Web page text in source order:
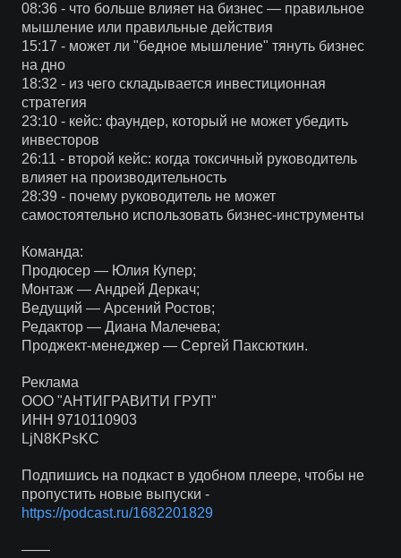
08:36 - что больше влияет на бизнес — правильное
мышление или правильные действия
15:17 - может ли "бедное мышление" тянуть бизнес
на дно
18:32 - из чего складывается инвестиционная
стратегия
23:10 - кейс: фаундер, который не может убедить
инвесторов
26:11 - второй кейс: когда токсичный руководитель
влияет на производительность
28:39 - почему руководитель не может
самостоятельно использовать бизнес-инструменты
Команда:
Продюсер — Юлия Купер;
Монтаж — Андрей Деркач;
Ведущий — Арсений Ростов;
Редактор — Диана Малечева;
Проджект-менеджер — Сергей Паксюткин.
Реклама
ООО "АНТИГРАВИТИ ГРУП"
ИНН 9710110903
LjN8KPsKC
Подпишись на подкаст в удобном плеере, чтобы не
пропустить новые выпуски -
https://podcast.ru/1682201829
——